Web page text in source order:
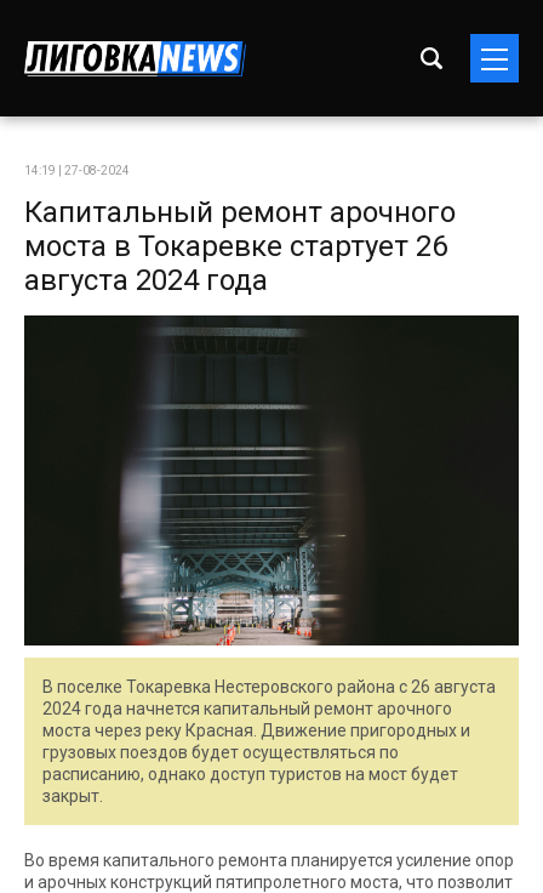
14:19 | 27-08-2024
Капитальный ремонт арочного
моста в Токаревке стартует 26
августа 2024 года
В поселке Токаревка Нестеровского района с 26 августа
2024 года начнется капитальный ремонт арочного
моста через реку Красная. Движение пригородных и
грузовых поездов будет осуществляться по
расписанию, однако доступ туристов на мост будет
закрыт.
Во время капитального ремонта планируется усиление опор
и арочных конструкций пятипролетного моста, что позволит